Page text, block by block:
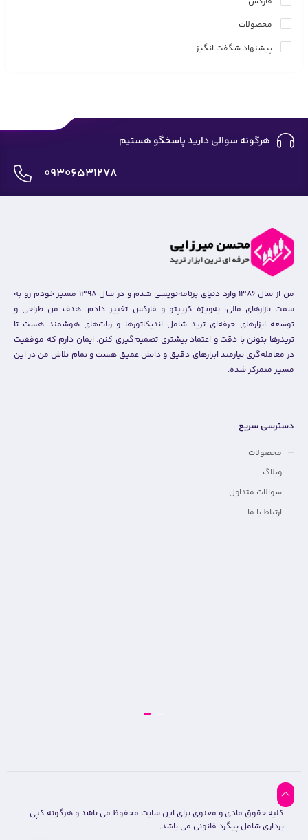
محصولات
پیشنهاد شگفت انگیز
هرگونه سوالی دارید پاسخگو هستیم
09306531278
من از سال ۱۳۸۶ وارد دنیای برنامه‌نویسی شدم و در سال ۱۳۹۸ مسیر خودم رو به
سمت بازارهای مالی، به‌ویژه کریپتو و فارکس تغییر دادم. هدف من طراحی و
توسعه ابزارهای حرفه‌ای ترید شامل اندیکاتورها و ربات‌های هوشمند هست تا
تریدرها بتونن با دقت و اعتماد بیشتری تصمیم‌گیری کنن. ایمان دارم که موفقیت
در معامله‌گری نیازمند ابزارهای دقیق و دانش عمیق هست و تمام تلاش من در این
مسیر متمرکز شده.
دسترسی سریع
محصولات
وبلاگ
سوالات متداول
ارتباط با ما
کلیه حقوق مادی و معنوی برای این سایت محفوظ می باشد و هرگونه کپی
برداری شامل پیگرد قانونی می باشد.